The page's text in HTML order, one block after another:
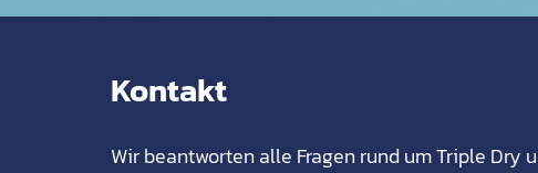
Kontakt
Wir beantworten alle Fragen rund um Triple Dry